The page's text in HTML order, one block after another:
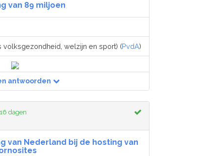
van 89 miljoen
volksgezondheid, welzijn en sport) (PvdA)
antwoorden
16 dagen
van Nederland bij de hosting van